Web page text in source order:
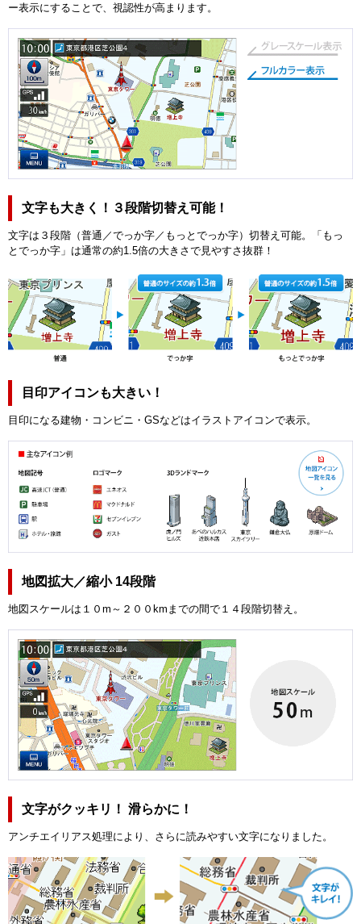
ー表示にすることで、視認性が高まります。
文字も大きく！３段階切替え可能！
文字は３段階（普通／でっか字／もっとでっか字）切替え可能。「もっ
とでっか字」は通常の約1.5倍の大きさで見やすさ抜群！
目印アイコンも大きい！
目印になる建物・コンビニ・GSなどはイラストアイコンで表示。
地図拡大／縮小 14段階
地図スケールは１０m～２００kmまでの間で１４段階切替え。
文字がクッキリ！ 滑らかに！
アンチエイリアス処理により、さらに読みやすい文字になりました。